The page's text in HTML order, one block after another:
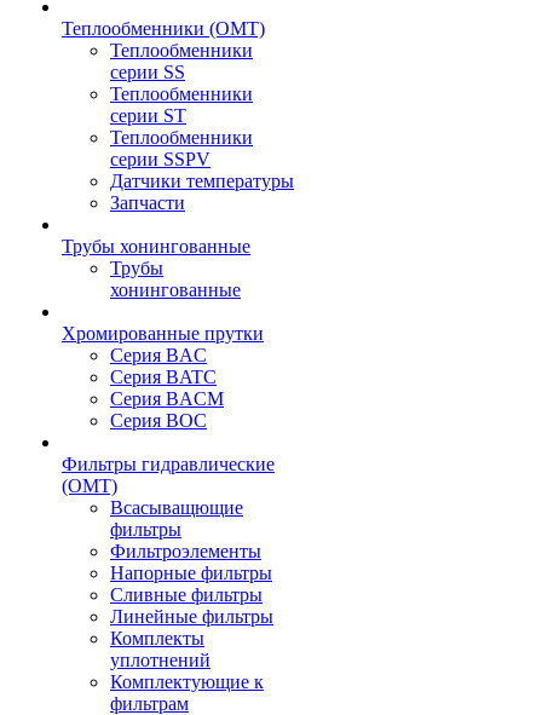
Теплообменники (OMT)
Теплообменники
серии SS
Теплообменники
серии ST
Теплообменники
серии SSPV
Датчики температуры
Запчасти
Трубы хонингованные
Трубы
хонингованные
Хромированные прутки
Серия BAC
Серия BATC
Серия BACM
Серия BOC
Фильтры гидравлические
(OMT)
Всасыващющие
фильтры
Фильтроэлементы
Напорные фильтры
Сливные фильтры
Линейные фильтры
Комплекты
уплотнений
Комплектующие к
фильтрам